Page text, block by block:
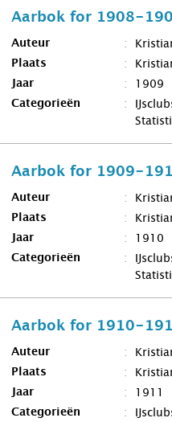
Aarbok for 1908-
Auteur
Plaats
Jaar 1909
Categorieën
Aarbok for 1909-
Auteur
Plaats
Jaar 1910
Categorieën
Aarbok for 1910-
Auteur
Plaats
Jaar 1911
Categorieën